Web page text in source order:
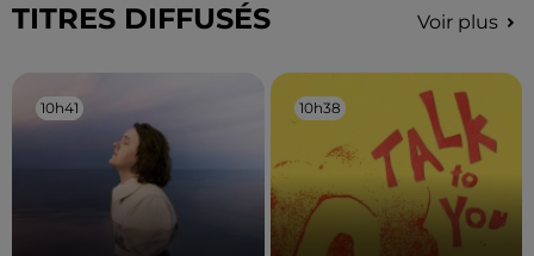
TITRES DIFFUSÉS Voir plus
10h41
10h41 10h38
10h38